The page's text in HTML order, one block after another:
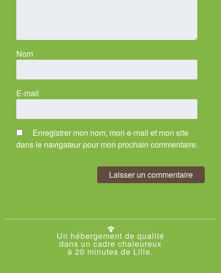
Nom
E-mail
Enregistrer mon nom, mon e-mail et mon site
dans le navigateur pour mon prochain commentaire.
Un hébergement de qualité
dans un cadre chaleureux
à 20 minutes de Lille.